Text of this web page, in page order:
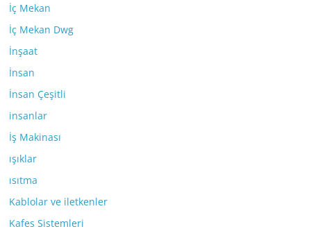
İç Mekan
İç Mekan Dwg
İnşaat
İnsan
İnsan Çeşitli
insanlar
İş Makinası
ışıklar
ısıtma
Kablolar ve iletkenler
Kafes Sistemleri